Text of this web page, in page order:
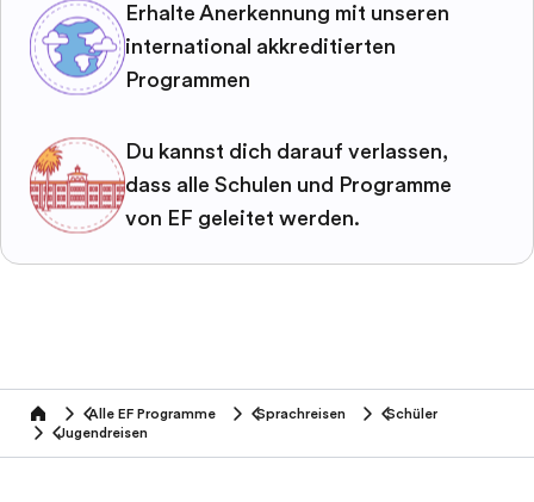
Erhalte Anerkennung mit unseren
international akkreditierten
Programmen
Du kannst dich darauf verlassen,
dass alle Schulen und Programme
von EF geleitet werden.
home Alle EF Programme Sprachreisen
Schüler
Jugendreisen